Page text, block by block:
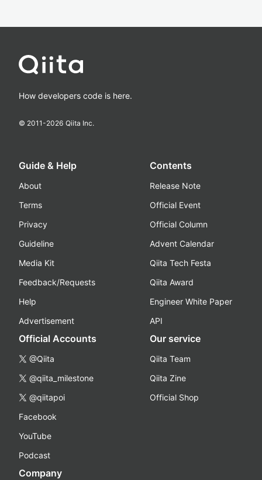
How developers code is here.
© 2011-2026 Qiita Inc.
Guide & Help
About
Terms
Privacy
Guideline
Media Kit
Feedback/Requests
Help
Advertisement
Contents
Release Note
Official Event
Official Column
Advent Calendar
Qiita Tech Festa
Qiita Award
Engineer White Paper
API
Official Accounts
@Qiita
@qiita_milestone
@qiitapoi
Facebook
YouTube
Podcast
Our service
Qiita Team
Qiita Zine
Official Shop
Company